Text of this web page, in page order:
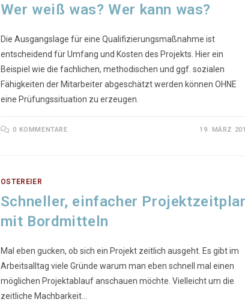
Wer weiß was? Wer kann was?
Die Ausgangslage für eine Qualifizierungsmaßnahme ist
entscheidend für Umfang und Kosten des Projekts. Hier ein
Beispiel wie die fachlichen, methodischen und ggf. sozialen
Fähigkeiten der Mitarbeiter abgeschätzt werden können OHNE
eine Prüfungssituation zu erzeugen.
0 KOMMENTARE 19. MÄRZ
OSTEREIER
Schneller, einfacher
mit Bordmitteln
Mal eben gucken, ob sich ein Projekt zeitlich ausgeht. Es gibt im
Arbeitsalltag viele Gründe warum man eben schnell mal einen
möglichen Projektablauf anschauen möchte. Vielleicht um die
zeitliche Machbarkeit…